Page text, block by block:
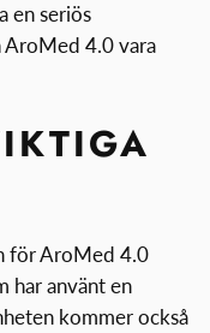
en seriös
4.0 vara
för AroMed 4.0
har använt en
kommer också